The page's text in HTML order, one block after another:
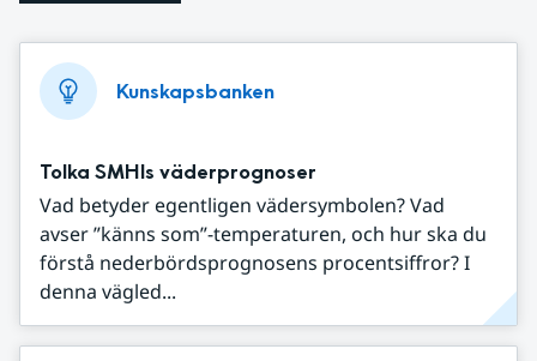
Kunskapsbanken
Tolka SMHIs väderprognoser
Vad betyder egentligen vädersymbolen? Vad
avser ”känns som”-temperaturen, och hur ska du
förstå nederbördsprognosens procentsiffror? I
denna vägled...